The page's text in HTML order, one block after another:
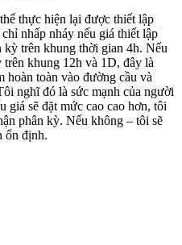
thực hiện lại được thiết lập
nhấp nháy nếu giá thiết lập
kỳ trên khung thời gian 4h. Nếu
trên khung 12h và 1D, đây là
hoàn toàn vào đường cầu và
nghĩ đó là sức mạnh của người
giá sẽ đặt mức cao cao hơn, tôi
phân kỳ. Nếu không – tôi sẽ
ổn định.